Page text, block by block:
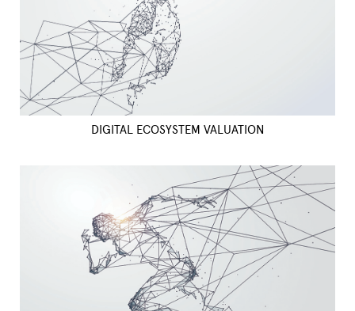
DIGITAL ECOSYSTEM VALUATION